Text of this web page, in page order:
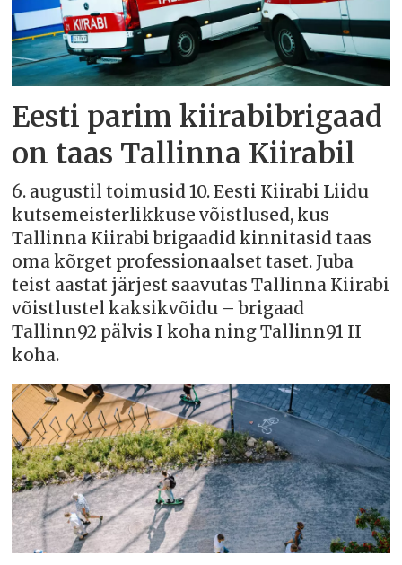
Eesti parim kiirabibrigaad
on taas Tallinna Kiirabil
6. augustil toimusid 10. Eesti Kiirabi Liidu
kutsemeisterlikkuse võistlused, kus
Tallinna Kiirabi brigaadid kinnitasid taas
oma kõrget professionaalset taset. Juba
teist aastat järjest saavutas Tallinna Kiirabi
võistlustel kaksikvõidu – brigaad
Tallinn92 pälvis I koha ning Tallinn91 II
koha.